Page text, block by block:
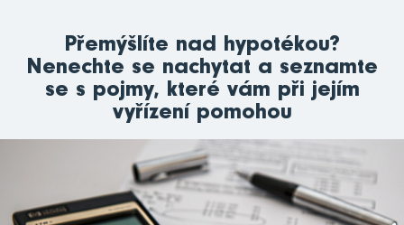
Přemýšlíte nad hypotékou?
Nenechte se nachytat a seznamte
se s pojmy, které vám při jejím
vyřízení pomohou